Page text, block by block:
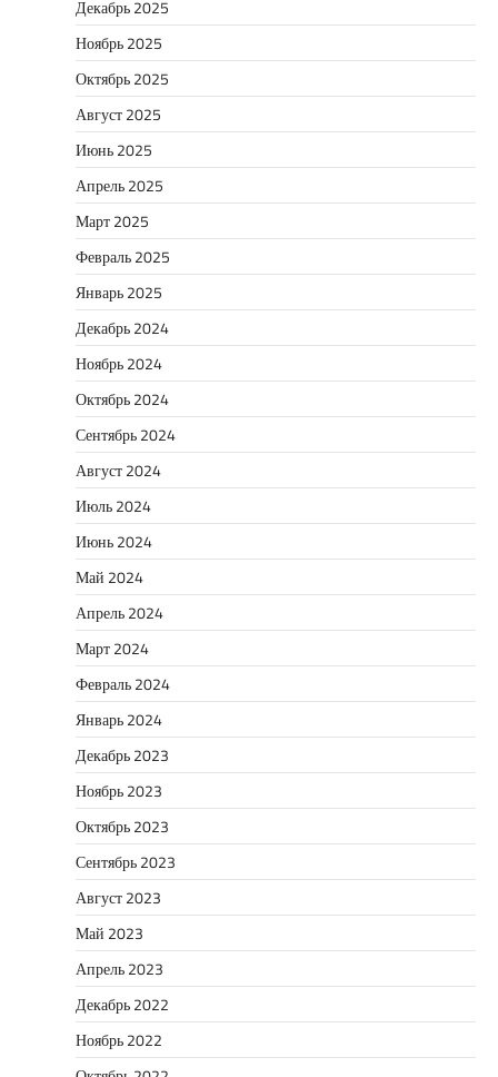
Декабрь 2025
Ноябрь 2025
Октябрь 2025
Август 2025
Июнь 2025
Апрель 2025
Март 2025
Февраль 2025
Январь 2025
Декабрь 2024
Ноябрь 2024
Октябрь 2024
Сентябрь 2024
Август 2024
Июль 2024
Июнь 2024
Май 2024
Апрель 2024
Март 2024
Февраль 2024
Январь 2024
Декабрь 2023
Ноябрь 2023
Октябрь 2023
Сентябрь 2023
Август 2023
Май 2023
Апрель 2023
Декабрь 2022
Ноябрь 2022